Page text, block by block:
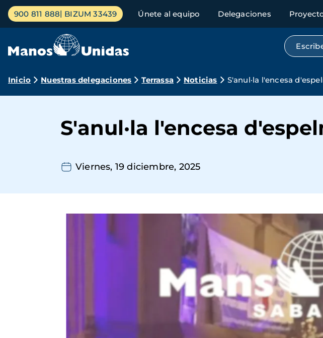
Pasar
contenido
Menú
principal
900 811 888 BIZUM 33439 Únete al equipo Delegaciones
Ruta
navegación
Inicio Nuestras delegaciones Terrassa Noticias S'anul·la l'encesa
S'anul·la l'encesa
Viernes, 19 diciembre, 2025